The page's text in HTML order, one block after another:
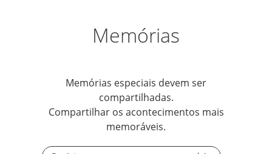
Memórias
Memórias especiais devem ser
compartilhadas.
Compartilhar os acontecimentos mais
memoráveis.